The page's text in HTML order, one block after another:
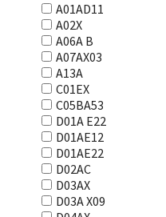
A01AD11
A02X
A06A В
A07AX03
A13A
C01EX
C05BA53
D01A E22
D01AE12
D01AE22
D02AC
D03AX
D03A X09